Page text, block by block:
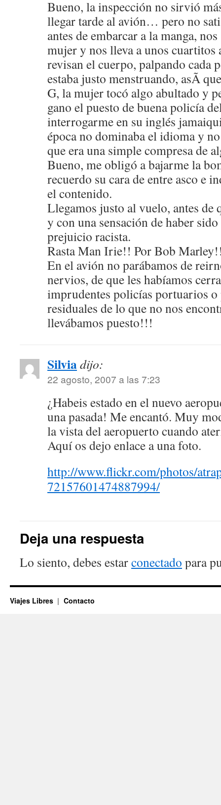
Bueno, la inspección no sirvió
llegar tarde al avión… pero no
antes de embarcar a la manga,
mujer y nos lleva a unos cuartitos
revisan el cuerpo, palpando cada
estaba justo menstruando, asÃ­
G, la mujer tocó algo abultado y
gano el puesto de buena policía
interrogarme en su inglés
época no dominaba el idioma y
que era una simple compresa de
Bueno, me obligó a bajarme la
recuerdo su cara de entre asco e
el contenido.
Llegamos justo al vuelo, antes de
y con una sensación de haber
prejuicio racista.
Rasta Man Irie!! Por Bob
En el avión no parábamos de
nervios, de que les habíamos
imprudentes policías portuarios o
residuales de lo que no nos
llevábamos puesto!!!
Silviadijo:
22 agosto, 2007 a las 7:23
¿Habeis estado en el nuevo
una pasada! Me encantó. Muy
la vista del aeropuerto cuando
Aquí­ os dejo enlace a una foto.
http://www.flickr.com/photos/
72157601474887994/
Deja una respuesta
Lo siento, debes estarconectado para
Viajes Libres Contacto